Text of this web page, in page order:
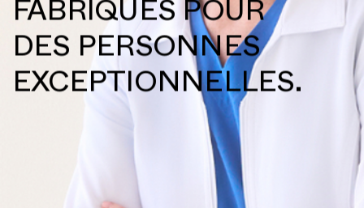
FABRIQUÉS POUR
DES PERSONNES
EXCEPTIONNELLES.